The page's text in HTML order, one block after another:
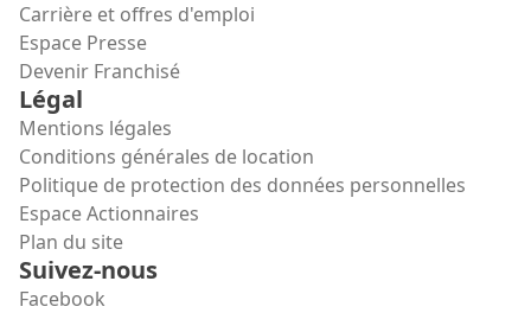
Carrière et offres d'emploi
Espace Presse
Devenir Franchisé
Légal
Mentions légales
Conditions générales de location
Politique de protection des données personnelles
Espace Actionnaires
Plan du site
Suivez-nous
Facebook